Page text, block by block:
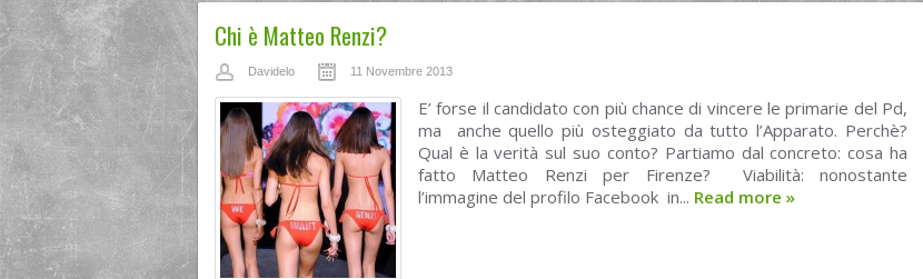
Chi è Matteo Renzi?
Davidelo 11 Novembre 2013
E’ forse il candidato con più chance di vincere le primarie del Pd,
ma anche quello più osteggiato da tutto l’Apparato. Perchè?
Qual è la verità sul suo conto? Partiamo dal concreto: cosa ha
fatto Matteo Renzi per Firenze? Viabilità: nonostante
l’immagine del profilo Facebook in... Read more »